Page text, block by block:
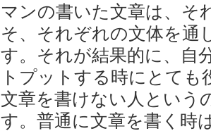
マンの書いた文章は、そ
そ、それぞれの文体を通
す。それが結果的に、自
トプットする時にとても
文章を書けない人という
す。普通に文章を書く時